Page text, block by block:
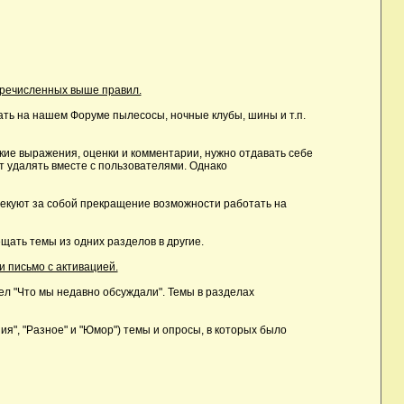
выше правил.
на нашем Форуме пылесосы, ночные клубы, шины и т.п.
выражения, оценки и комментарии, нужно отдавать себе
вместе с пользователями. Однако
за собой прекращение возможности работать на
темы из одних разделов в другие.
письмо с активацией.
"Что мы недавно обсуждали". Темы в разделах
"Разное" и "Юмор") темы и опросы, в которых было